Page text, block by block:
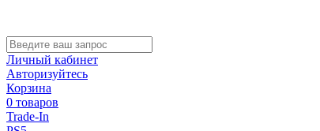
Личный кабинет
Авторизуйтесь
Корзина
0 товаров
Trade-In